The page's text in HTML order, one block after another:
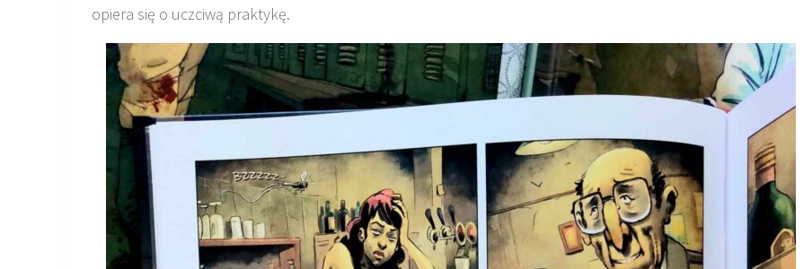
opiera się o uczciwą praktykę.